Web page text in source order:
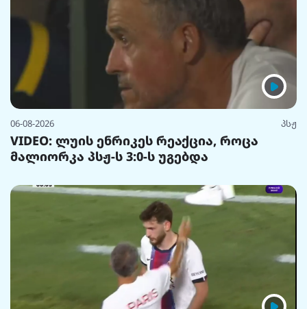
06-08-2026 პსჟ
VIDEO: ლუის ენრიკეს რეაქცია, როცა
მალიორკა პსჟ-ს 3:0-ს უგებდა